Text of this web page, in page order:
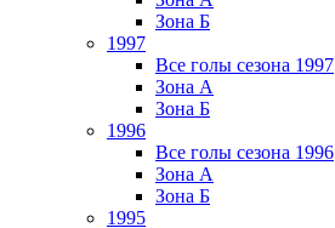
Зона Б
1997
Все голы сезона 1997
Зона А
Зона Б
1996
Все голы сезона 1996
Зона А
Зона Б
1995